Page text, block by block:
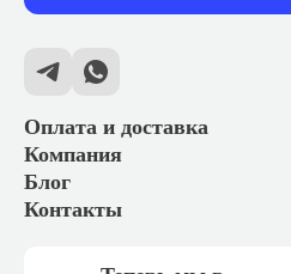
Оплата и доставка
Компания
Блог
Контакты